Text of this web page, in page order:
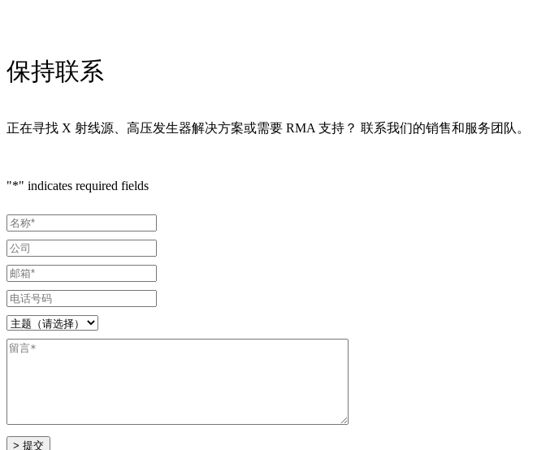
保持联系
正在寻找 X 射线源、高压发生器解决方案或需要 RMA 支持？ 联系我们的销售和服务团队。
"*" indicates required fields